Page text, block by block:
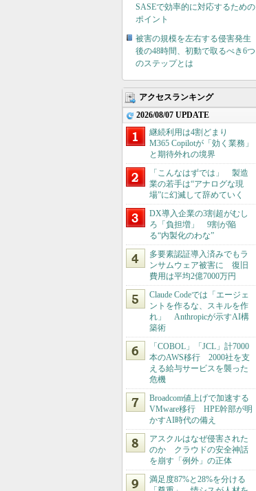
SASEで効率的に対応するための
ポイント
被害の規模を左右する侵害発生
後の48時間、初動で取るべき6つ
のステップとは
アクセスランキング
2026/08/07 UPDATE
継続利用は4割どまり
M365 Copilotが「効く業務」
と期待外れの境界
「こんなはずでは」 製造
業の若手は“アナログな現
場”に幻滅して辞めていく
DX導入企業の3割超がむし
ろ「負担増」 9割が陥
る“内製化のわな”
多要素認証導入済みでもラ
ンサムウェア被害に 復旧
費用は平均2億7000万円
Claude Codeでは「エージェ
ントを作るな、スキルを作
れ」 Anthropicが示すAI構
築術
「COBOL」「JCL」計7000
本のAWS移行 2000社を支
える給与サービスを襲った
危機
Broadcom値上げで加速する
VMware移行 HPE幹部が明
かすAI時代の備え
アスクルはなぜ侵害された
のか クラウドの安全神話
を崩す「例外」の正体
満足度87%と28%を分ける